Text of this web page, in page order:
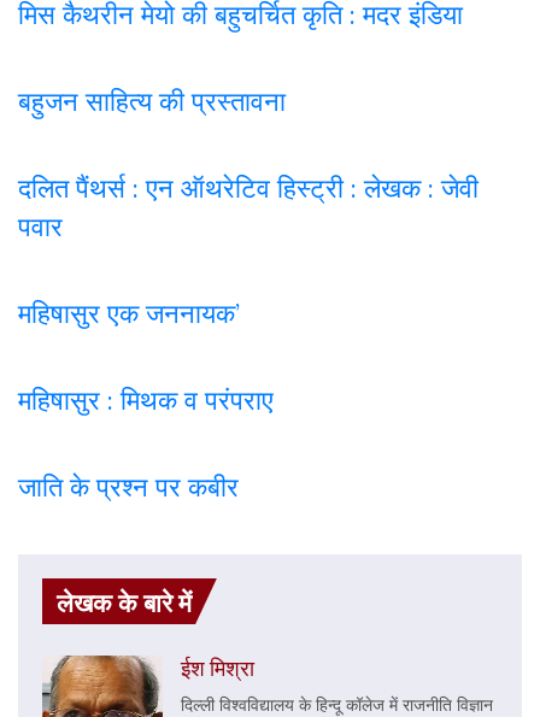
मिस कैथरीन मेयो की बहुचर्चित कृति : मदर इंडिया
बहुजन साहित्य की प्रस्तावना
दलित पैंथर्स : एन ऑथरेटिव हिस्ट्री : लेखक : जेवी
पवार
महिषासुर एक जननायक’
महिषासुर : मिथक व परंपराए
जाति के प्रश्न पर कबीर
लेखक के बारे में
ईश मिश्रा
दिल्ली विश्वविद्यालय के हिन्दू कॉलेज में राजनीति विज्ञान